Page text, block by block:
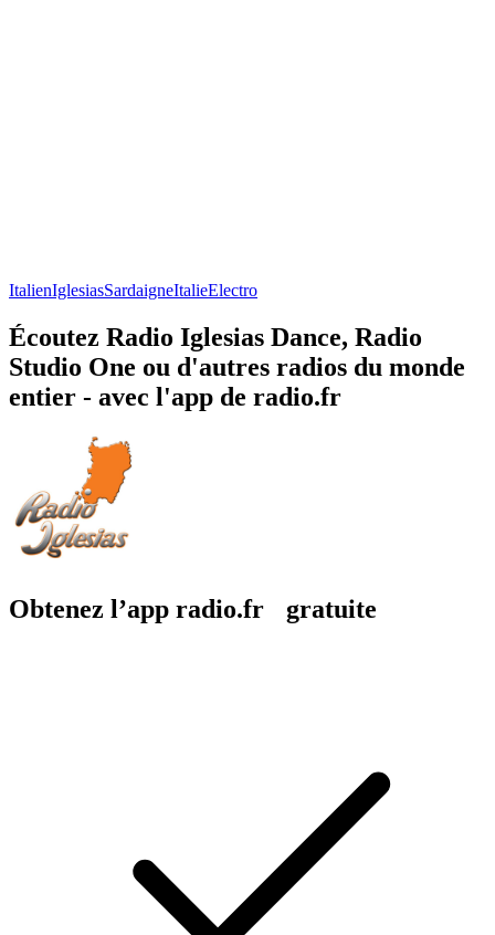
ItalienIglesiasSardaigneItalieElectro
Écoutez Radio Iglesias Dance, Radio
Studio One ou d'autres radios du monde
entier - avec l'app de radio.fr
Obtenez l’app radio.fr gratuite